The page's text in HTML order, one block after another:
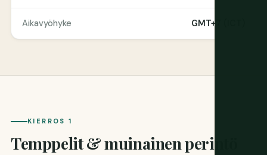
Aikavyöhyke GMT+7 (ICT)
KIERROS 1
Temppelit & muinainen perintö